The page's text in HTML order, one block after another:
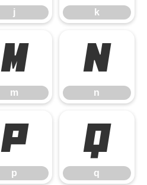
j k
m
m
n
n
p
p
q
q